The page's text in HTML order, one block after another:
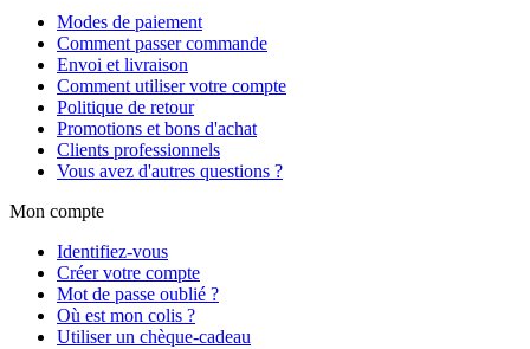
Modes de paiement
Comment passer commande
Envoi et livraison
Comment utiliser votre compte
Politique de retour
Promotions et bons d'achat
Clients professionnels
Vous avez d'autres questions ?
Mon compte
Identifiez-vous
Créer votre compte
Mot de passe oublié ?
Où est mon colis ?
Utiliser un chèque-cadeau